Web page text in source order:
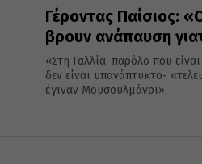
Γέροντας Παίσιος:
βρουν ανάπαυση
«Στη Γαλλία, παρόλο που
δεν είναι υπανάπτυκτο-
έγιναν Μουσουλμάνοι».